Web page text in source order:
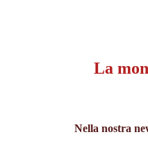
La
Nella nostra